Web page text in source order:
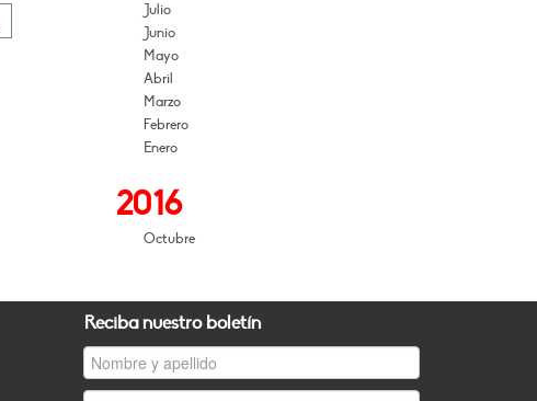
Julio
Junio
Mayo
Abril
Marzo
Febrero
Enero
2016
Octubre
Reciba nuestro boletín